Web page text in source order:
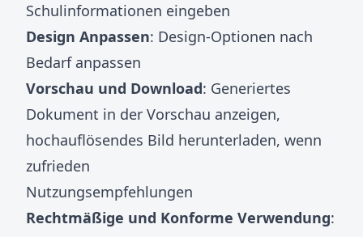
Schulinformationen eingeben
Design Anpassen: Design-Optionen nach
Bedarf anpassen
Vorschau und Download: Generiertes
Dokument in der Vorschau anzeigen,
hochauflösendes Bild herunterladen, wenn
zufrieden
Nutzungsempfehlungen
Rechtmäßige und Konforme Verwendung: